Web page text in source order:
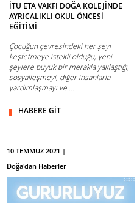
İTÜ ETA VAKFI DOĞA KOLEJİNDE
AYRICALIKLI OKUL ÖNCESİ
EĞİTİMİ
Çocuğun çevresindeki her şeyi
keşfetmeye istekli olduğu, yeni
şeylere büyük bir merakla yaklaştığı,
sosyalleşmeyi, diğer insanlarla
yardımlaşmayı ve ...
HABERE GİT
10 TEMMUZ 2021 |
Doğa'dan Haberler